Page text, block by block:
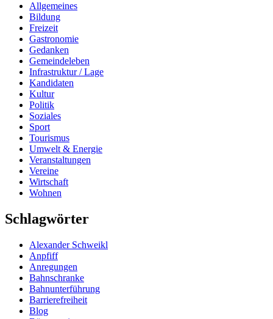
Allgemeines
Bildung
Freizeit
Gastronomie
Gedanken
Gemeindeleben
Infrastruktur / Lage
Kandidaten
Kultur
Politik
Soziales
Sport
Tourismus
Umwelt & Energie
Veranstaltungen
Vereine
Wirtschaft
Wohnen
Schlagwörter
Alexander Schweikl
Anpfiff
Anregungen
Bahnschranke
Bahnunterführung
Barrierefreiheit
Blog